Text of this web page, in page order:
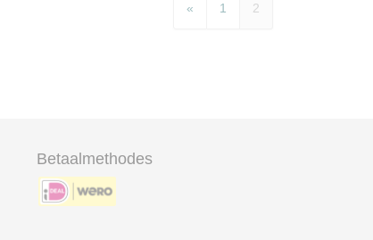
« 1 2
Betaalmethodes